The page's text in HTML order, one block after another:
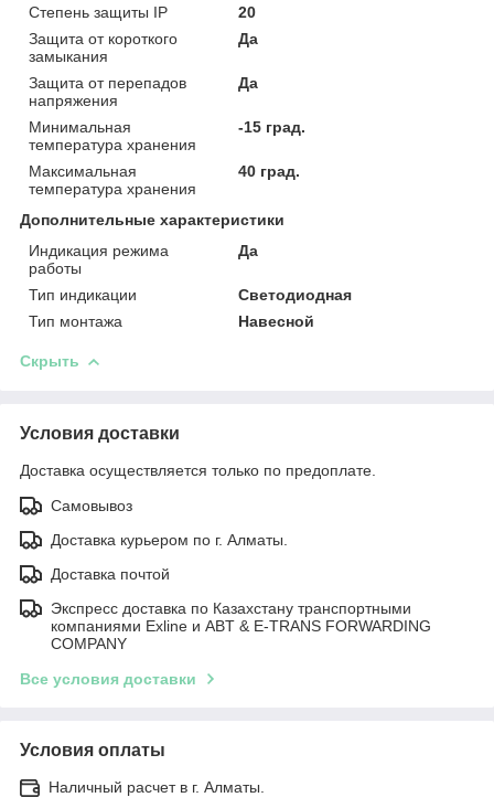
Степень защиты IP
20
Защита от короткого
замыкания
Да
Защита от перепадов
напряжения
Да
Минимальная
температура хранения
-15 град.
Максимальная
температура хранения
40 град.
Дополнительные характеристики
Индикация режима
работы
Да
Тип индикации
Светодиодная
Тип монтажа
Навесной
Скрыть
Условия доставки
Доставка осуществляется только по предоплате.
Самовывоз
Доставка курьером по г. Алматы.
Доставка почтой
Экспресс доставка по Казахстану транспортными
компаниями Exline и ABT & E-TRANS FORWARDING
COMPANY
Все условия доставки
Условия оплаты
Наличный расчет в г. Алматы.